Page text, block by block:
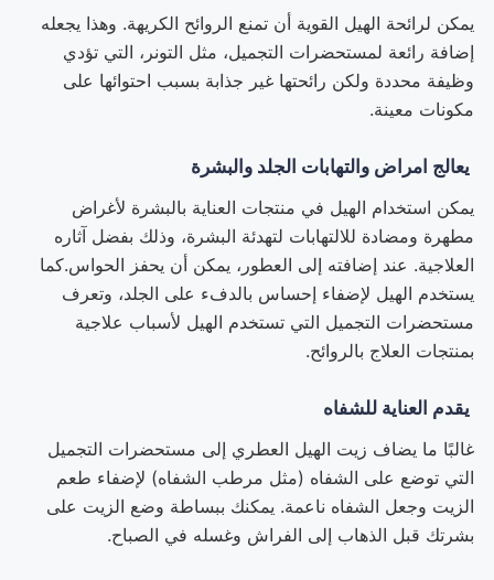
يمكن لرائحة الهيل القوية أن تمنع الروائح الكريهة. وهذا يجعله
إضافة رائعة لمستحضرات التجميل، مثل التونر، التي تؤدي
وظيفة محددة ولكن رائحتها غير جذابة بسبب احتوائها على
مكونات معينة.
يعالج امراض والتهابات الجلد والبشرة
يمكن استخدام الهيل في منتجات العناية بالبشرة لأغراض
مطهرة ومضادة للالتهابات لتهدئة البشرة، وذلك بفضل آثاره
العلاجية. عند إضافته إلى العطور، يمكن أن يحفز الحواس.كما
يستخدم الهيل لإضفاء إحساس بالدفء على الجلد، وتعرف
مستحضرات التجميل التي تستخدم الهيل لأسباب علاجية
بمنتجات العلاج بالروائح.
يقدم العناية للشفاه
غالبًا ما يضاف زيت الهيل العطري إلى مستحضرات التجميل
التي توضع على الشفاه (مثل مرطب الشفاه) لإضفاء طعم
الزيت وجعل الشفاه ناعمة. يمكنك ببساطة وضع الزيت على
بشرتك قبل الذهاب إلى الفراش وغسله في الصباح.